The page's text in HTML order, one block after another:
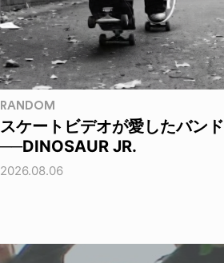
RANDOM
スケートビデオが愛したバンド
──DINOSAUR JR.
2026.08.06